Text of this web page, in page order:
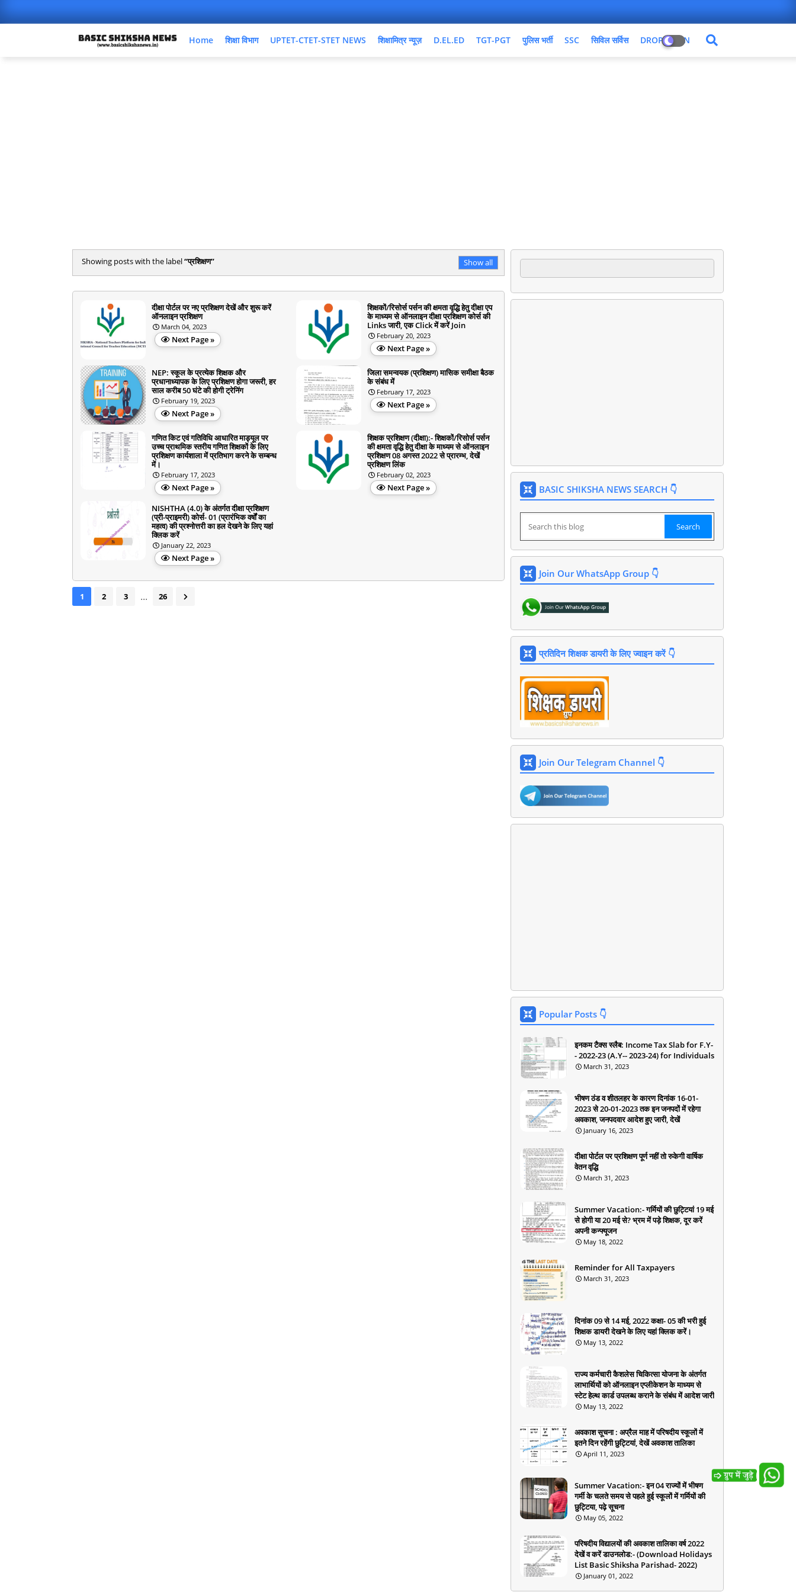
Home शिक्षा विभाग UPTET-CTET-STET NEWS शिक्षामित्र न्यूज़ D.EL.ED TGT-PGT पुलिस भर्ती SSC सिविल सर्विस DROPDOWN
Showing posts with the label प्रशिक्षण Show all
दीक्षा पोर्टल पर नए प्रशिक्षण देखें और शुरू करें
ऑनलाइन प्रशिक्षण
March 04, 2023
Next Page »
शिक्षकों/रिसोर्स पर्सन की क्षमता वृद्धि हेतु दीक्षा एप
के माध्यम से ऑनलाइन दीक्षा प्रशिक्षण कोर्स की
Links जारी, एक Click में करें Join
February 20, 2023
Next Page »
NEP: स्कूल के प्रत्येक शिक्षक और
प्रधानाध्यापक के लिए प्रशिक्षण होगा जरूरी, हर
साल करीब 50 घंटे की होगी ट्रेनिंग
February 19, 2023
Next Page »
जिला समन्वयक (प्रशिक्षण) मासिक समीक्षा बैठक
के संबंध में
February 17, 2023
Next Page »
गणित किट एवं गतिविधि आधारित माड्यूल पर
उच्च प्राथमिक स्तरीय गणित शिक्षकों के लिए
प्रशिक्षण कार्यशाला में प्रतिभाग करने के सम्बन्ध
में।
February 17, 2023
Next Page »
शिक्षक प्रशिक्षण (दीक्षा):- शिक्षकों/रिसोर्स पर्सन
की क्षमता वृद्धि हेतु दीक्षा के माध्यम से ऑनलाइन
प्रशिक्षण 08 अगस्त 2022 से प्रारम्भ, देखें
प्रशिक्षण लिंक
February 02, 2023
Next Page »
NISHTHA (4.0) के अंतर्गत दीक्षा प्रशिक्षण
(प्री-प्राइमरी) कोर्स- 01 (प्रारंभिक वर्षों का
महत्व) की प्रश्नोत्तरी का हल देखने के लिए यहां
क्लिक करें
January 22, 2023
Next Page »
1 2 3 ... 26
BASIC SHIKSHA NEWS SEARCH 👇
Join Our WhatsApp Group 👇
प्रतिदिन शिक्षक डायरी के लिए ज्वाइन करें 👇
Join Our Telegram Channel 👇
Popular Posts 👇
इनकम टैक्स स्लैब: Income Tax Slab for F.Y-
- 2022-23 (A.Y-- 2023-24) for Individuals
March 31, 2023
भीषण ठंड व शीतलहर के कारण दिनांक 16-01-
2023 से 20-01-2023 तक इन जनपदों में रहेगा
अवकाश, जनपदवार आदेश हुए जारी, देखें
January 16, 2023
दीक्षा पोर्टल पर प्रशिक्षण पूर्ण नहीं तो रुकेगी वार्षिक
वेतन वृद्धि
March 31, 2023
Summer Vacation:- गर्मियों की छुट्टियां 19 मई
से होगी या 20 मई से? भ्रम में पड़े शिक्षक, दूर करें
अपनी कन्फ्यूजन
May 18, 2022
Reminder for All Taxpayers
March 31, 2023
दिनांक 09 से 14 मई, 2022 कक्षा- 05 की भरी हुई
शिक्षक डायरी देखने के लिए यहां क्लिक करें।
May 13, 2022
राज्य कर्मचारी कैशलेस चिकित्सा योजना के अंतर्गत
लाभार्थियों को ऑनलाइन एप्लीकेशन के माध्यम से
स्टेट हेल्थ कार्ड उपलब्ध कराने के संबंध में आदेश जारी
May 13, 2022
अवकाश सूचना : अप्रैल माह में परिषदीय स्कूलों में
इतने दिन रहेंगी छुट्टियां, देखें अवकाश तालिका
April 11, 2023
Summer Vacation:- इन 04 राज्यों में भीषण
गर्मी के चलते समय से पहले हुई स्कूलों में गर्मियों की
छुट्टिया, पढ़े सूचना
May 05, 2022
परिषदीय विद्यालयों की अवकाश तालिका वर्ष 2022
देखें व करें डाउनलोड:- (Download Holidays
List Basic Shiksha Parishad- 2022)
January 01, 2022